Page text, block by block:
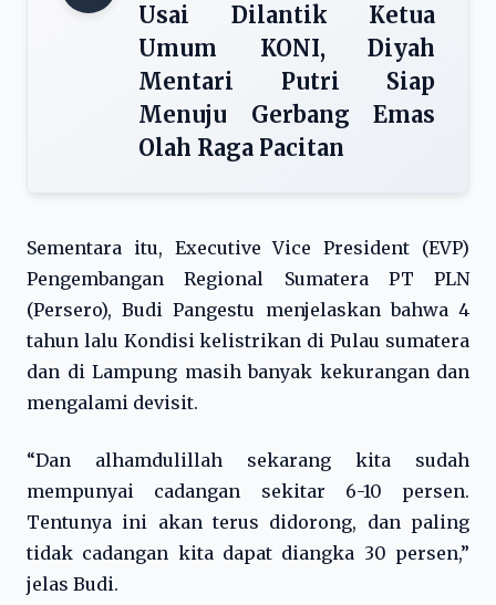
Usai Dilantik Ketua
Umum KONI, Diyah
Mentari Putri Siap
Menuju Gerbang Emas
Olah Raga Pacitan
Sementara itu, Executive Vice President (EVP)
Pengembangan Regional Sumatera PT PLN
(Persero), Budi Pangestu menjelaskan bahwa 4
tahun lalu Kondisi kelistrikan di Pulau sumatera
dan di Lampung masih banyak kekurangan dan
mengalami devisit.
“Dan alhamdulillah sekarang kita sudah
mempunyai cadangan sekitar 6-10 persen.
Tentunya ini akan terus didorong, dan paling
tidak cadangan kita dapat diangka 30 persen,”
jelas Budi.